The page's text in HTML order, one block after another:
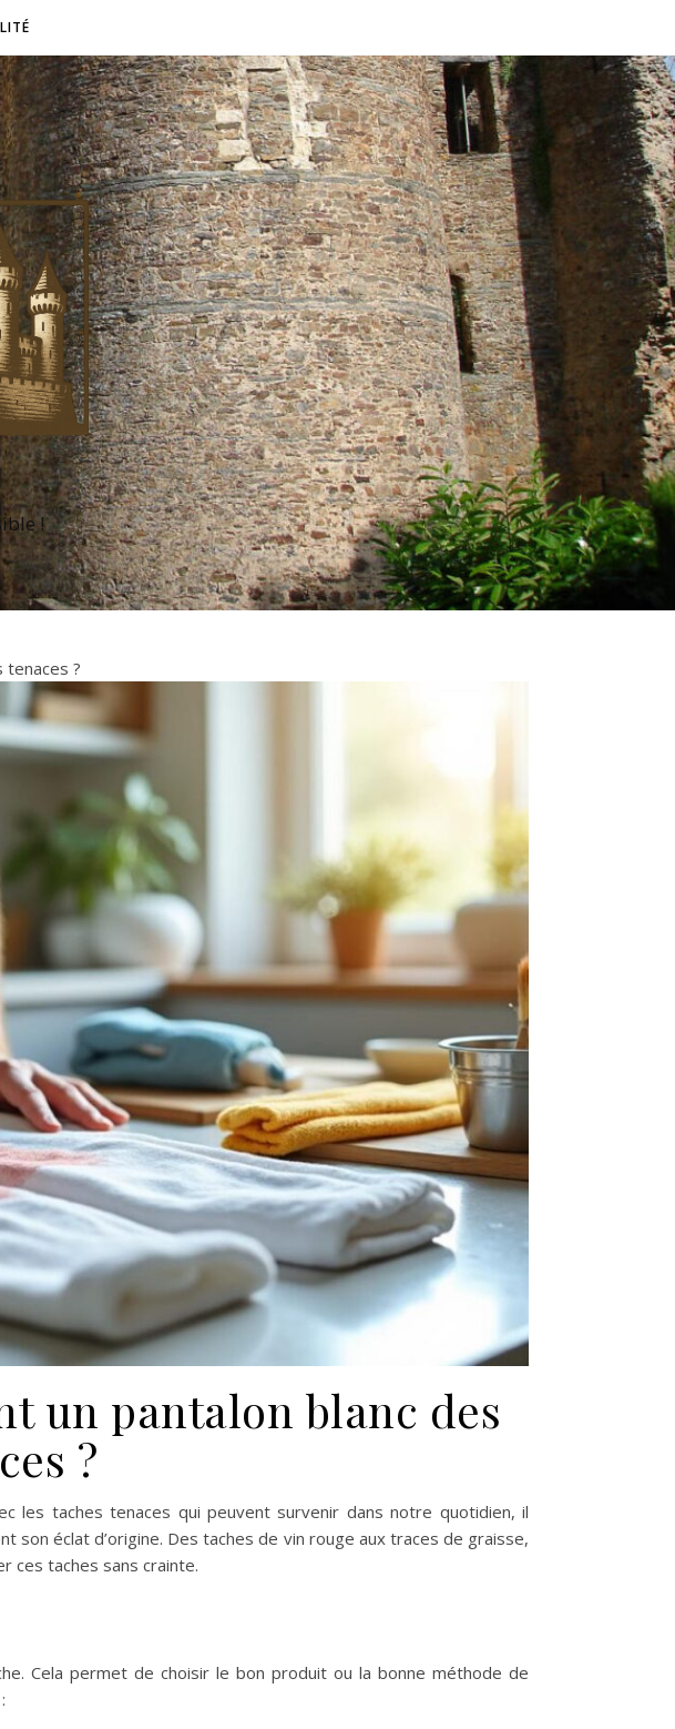
!
tenaces ?
un pantalon blanc des
?
les taches tenaces qui peuvent survenir dans notre quotidien, il
éclat d’origine. Des taches de vin rouge aux traces de graisse,
ces taches sans crainte.
Cela permet de choisir le bon produit ou la bonne méthode de